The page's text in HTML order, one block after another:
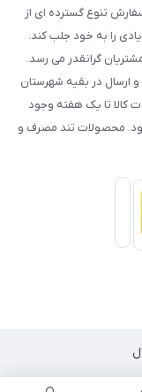
تنوع گسترده ای از
را به خود جلب کند.
گرانقدر می رسد.
و ارسال در بقیه شهرستان
کالا تا یک هفته وجود
محصولات تند مصرف و